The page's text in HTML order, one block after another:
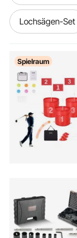
Lochsägen-Set
diamant
diamant
diamant
diamant
lochsäge 22
Spielraum